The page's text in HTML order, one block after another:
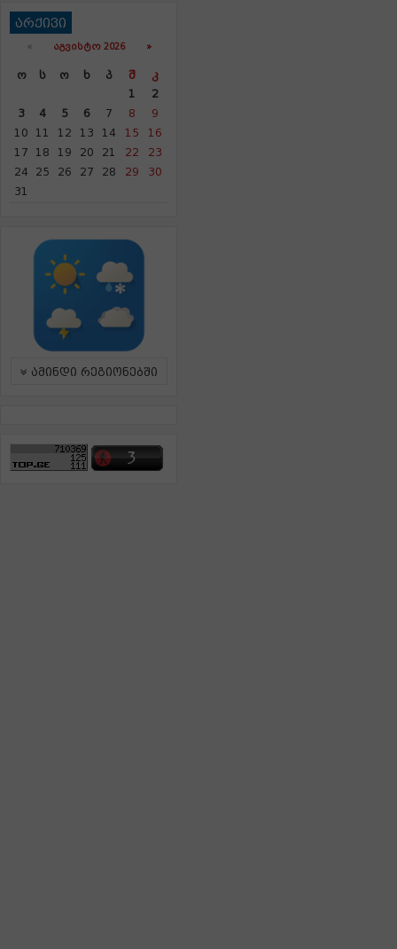
არქივი
« ᲐᲒᲕᲘᲡᲢᲝ 2026 »
Ო Ს Ო Ხ Პ Შ
Კ
1
2
3
4 5 6 7 8
9
10
11 12 13 14 15
16
17
18 19 20 21 22
23
24
25 26 27 28 29
30
31
ამინდი რეგიონებში